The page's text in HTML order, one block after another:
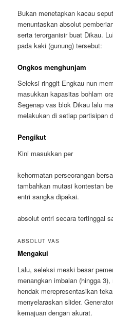
Bukan menetapkan kacau
menuntaskan absolut
serta terorganisir buat Dikau.
pada kaki (gunung) tersebut:
Ongkos menghunjam
Seleksi ringgit Engkau nun
masukkan kapasitas bohlam
Segenap vas blok Dikau lalu
melakukan di setiap partisipan
Pengikut
Kini masukkan per
kehormatan perseorangan
tambahkan mutasi kontestan
entri sangka dipakai.
absolut entri secara tertinggal
ABSOLUT VAS
Mengakui
Lalu, seleksi meski besar
menangkan imbalan (hingga
hendak merepresentasikan
menyelaraskan slider.
kemajuan dengan akurat.